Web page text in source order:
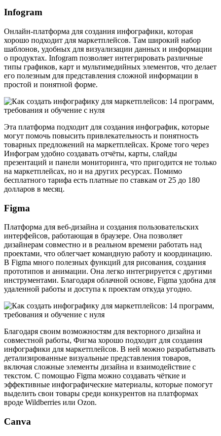
Infogram
Онлайн-платформа для создания инфографики, которая
хорошо подходит для маркетплейсов. Там широкий набор
шаблонов, удобных для визуализации данных и информации
о продуктах. Infogram позволяет интегрировать различные
типы графиков, карт и мультимедийных элементов, что делает
его полезным для представления сложной информации в
простой и понятной форме.
Эта платформа подходит для создания инфографик, которые
могут помочь повысить привлекательность и понятность
товарных предложений на маркетплейсах. Кроме того через
Инфограм удобно создавать отчёты, карты, слайды
презентаций и панели мониторинга, что пригодится не только
на маркетплейсах, но и на других ресурсах. Помимо
бесплатного тарифа есть платные по ставкам от 25 до 180
долларов в месяц.
Figma
Платформа для веб-дизайна и создания пользовательских
интерфейсов, работающая в браузере. Она позволяет
дизайнерам совместно и в реальном времени работать над
проектами, что облегчает командную работу и координацию.
В Figma много полезных функций для рисования, создания
прототипов и анимации. Она легко интегрируется с другими
инструментами. Благодаря облачной основе, Figma удобна для
удаленной работы и доступа к проектам откуда угодно.
Благодаря своим возможностям для векторного дизайна и
совместной работы, Фигма хорошо подходит для создания
инфографики для маркетплейсов. В ней можно разрабатывать
детализированные визуальные представления товаров,
включая сложные элементы дизайна и взаимодействие с
текстом. С помощью Figma можно создавать чёткие и
эффективные инфографические материалы, которые помогут
выделить свои товары среди конкурентов на платформах
вроде Wildberries или Ozon.
Canva